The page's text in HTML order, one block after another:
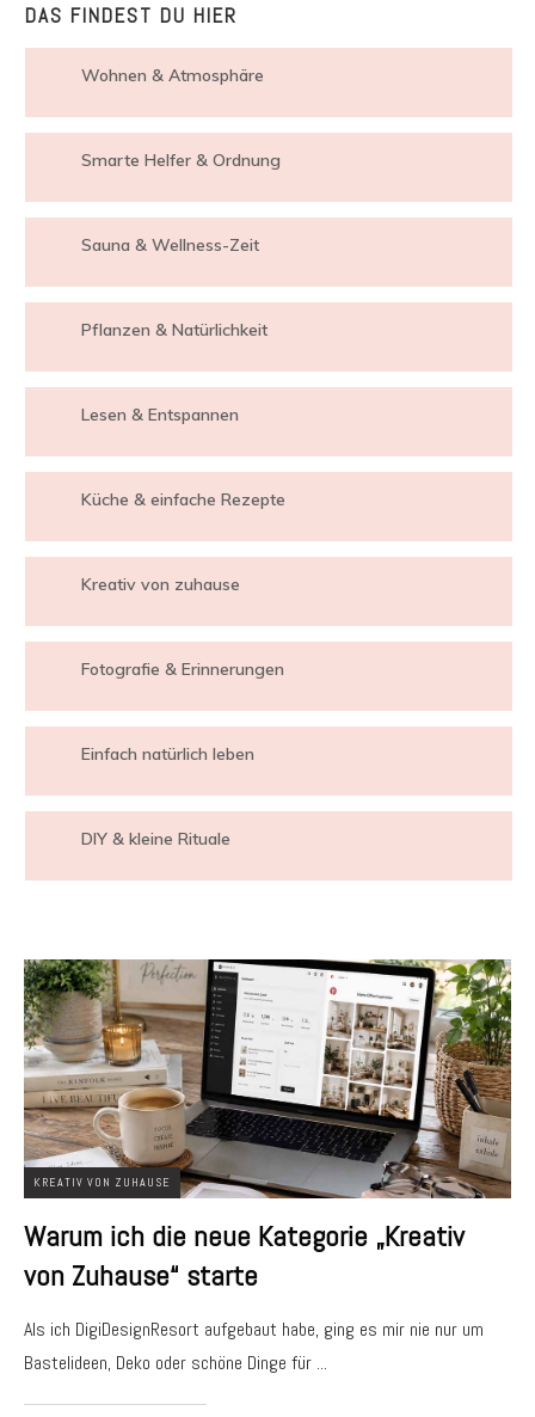
KREATIV VON ZUHAUSE
Warum ich die neue Kategorie „Kreativ
von Zuhause“ starte
Als ich DigiDesignResort aufgebaut habe, ging es mir nie nur um
Bastelideen, Deko oder schöne Dinge für ...
DAS FINDEST DU HIER
Wohnen & Atmosphäre
Smarte Helfer & Ordnung
Sauna & Wellness-Zeit
Pflanzen & Natürlichkeit
Lesen & Entspannen
Küche & einfache Rezepte
Kreativ von zuhause
Fotografie & Erinnerungen
Einfach natürlich leben
DIY & kleine Rituale